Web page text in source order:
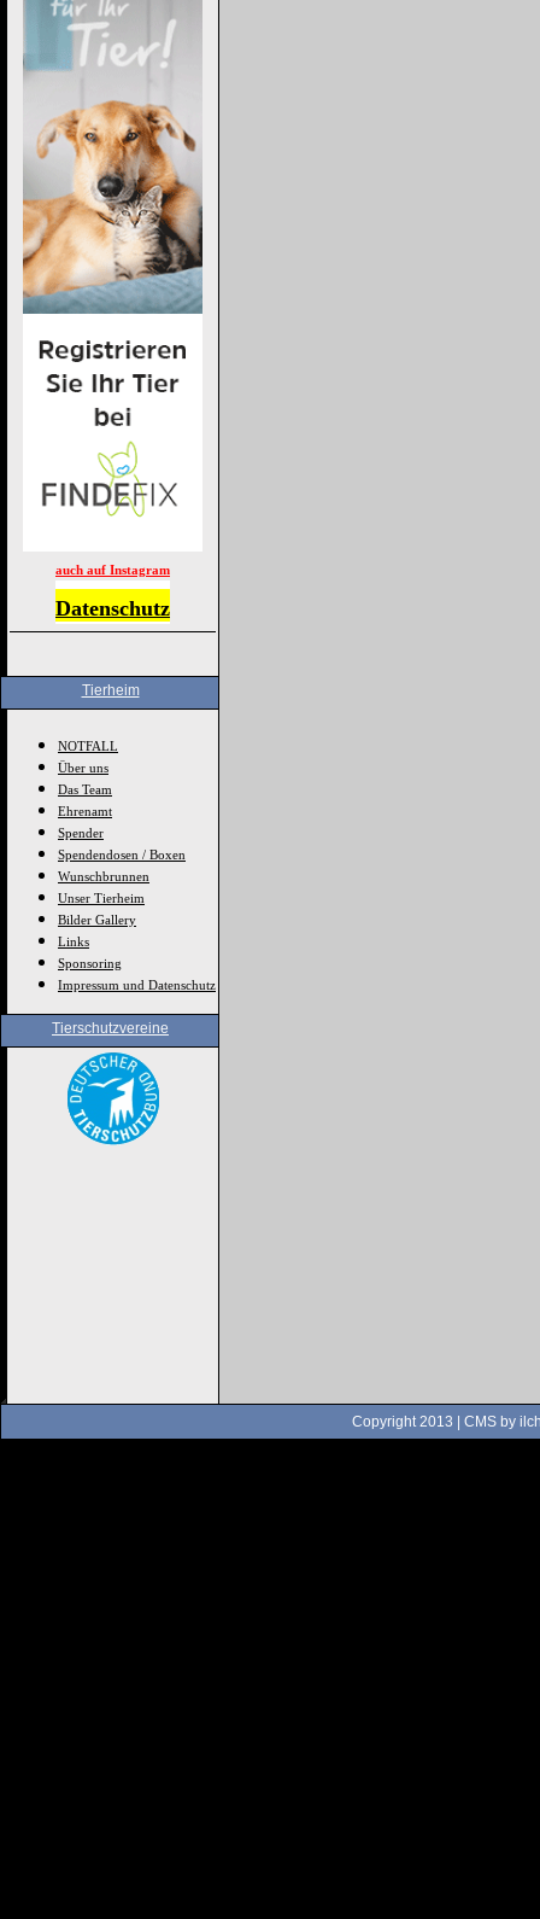
auch auf Instagram
Datenschutz
Tierheim
NOTFALL
Über uns
Das Team
Ehrenamt
Spender
Spendendosen / Boxen
Wunschbrunnen
Unser Tierheim
Bilder Gallery
Links
Sponsoring
Impressum und Datenschutz
Tierschutzvereine
Copyright 2013 | CMS by